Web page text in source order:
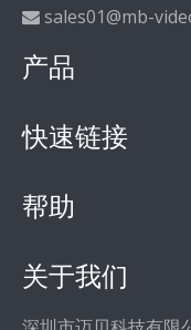
 sales01@mb-
产品
快速链接
帮助
关于我们